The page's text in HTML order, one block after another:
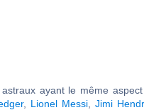
ayant le même
, Lionel Messi Jimi